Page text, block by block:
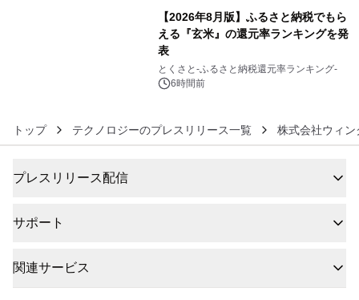
【2026年8月版】ふるさと納税でもら
える『玄米』の還元率ランキングを発
表
とくさと-ふるさと納税還元率ランキング-
6時間前
トップ テクノロジーのプレスリリース一覧 株式会社ウィン
プレスリリース配信
サポート
関連サービス